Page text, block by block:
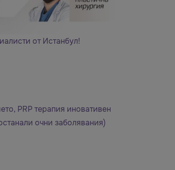
от Истанбул!
PRP терапия иновативен
очни заболявания)